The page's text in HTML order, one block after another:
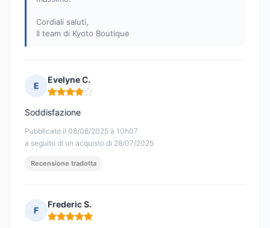
Cordiali saluti,
Il team di Kyoto Boutique
E
Evelyne C.
Nota: 4 su 5
Pubblicato il 08/08/2025 à 10h07
a seguito di un acquisto di 28/07/2025
Soddisfazione
Recensione tradotta
F
Frederic S.
Nota: 5 su 5